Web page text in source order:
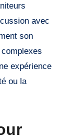
avec
son
expérience
ou la